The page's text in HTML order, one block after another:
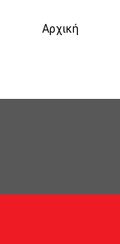
Αρχική